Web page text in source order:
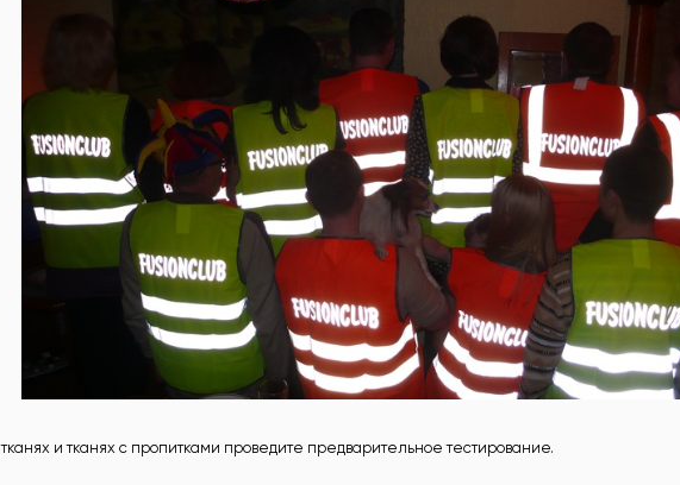
и тканях с пропитками проведите предварительное тестирование.